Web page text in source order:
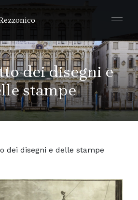
PRINCIPALE
dei disegni e
stampe
dei disegni e delle stampe